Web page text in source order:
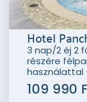
Hotel
3 nap/2 éj 2
részére
használattal
109 990